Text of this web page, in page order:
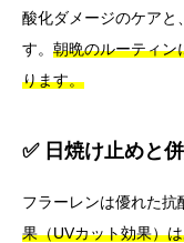
酸化ダメージのケアと
す。 朝晩のルーティン
ります。
✅ 日焼け止めと
フラーレンは優れた抗
果（UVカット効果）